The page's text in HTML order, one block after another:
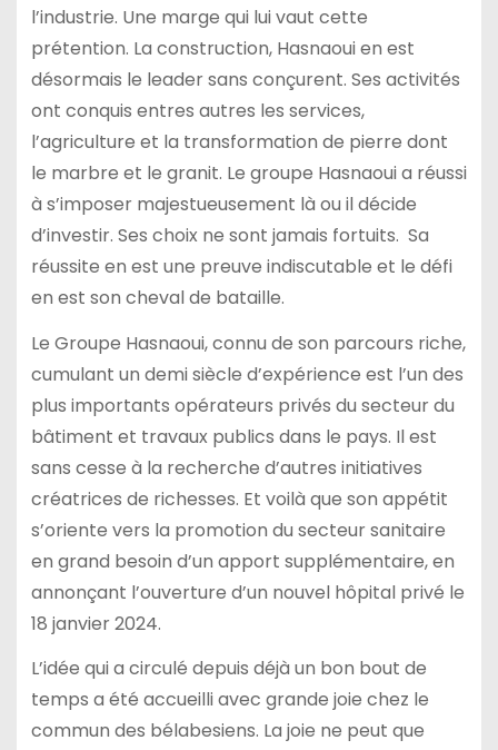
l’industrie. Une marge qui lui vaut cette
prétention. La construction, Hasnaoui en est
désormais le leader sans conçurent. Ses activités
ont conquis entres autres les services,
l’agriculture et la transformation de pierre dont
le marbre et le granit. Le groupe Hasnaoui a réussi
à s’imposer majestueusement là ou il décide
d’investir. Ses choix ne sont jamais fortuits. Sa
réussite en est une preuve indiscutable et le défi
en est son cheval de bataille.
Le Groupe Hasnaoui, connu de son parcours riche,
cumulant un demi siècle d’expérience est l’un des
plus importants opérateurs privés du secteur du
bâtiment et travaux publics dans le pays. Il est
sans cesse à la recherche d’autres initiatives
créatrices de richesses. Et voilà que son appétit
s’oriente vers la promotion du secteur sanitaire
en grand besoin d’un apport supplémentaire, en
annonçant l’ouverture d’un nouvel hôpital privé le
18 janvier 2024.
L’idée qui a circulé depuis déjà un bon bout de
temps a été accueilli avec grande joie chez le
commun des bélabesiens. La joie ne peut que